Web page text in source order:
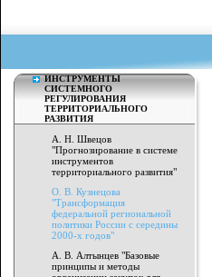
ИНСТРУМЕНТЫ
СИСТЕМНОГО
РЕГУЛИРОВАНИЯ
ТЕРРИТОРИАЛЬНОГО
РАЗВИТИЯ
А. Н. Швецов
"Прогнозирование в системе
инструментов
территориального развития"
О. В. Кузнецова
"Трансформация
федеральной региональной
политики России с середины
2000-х годов"
А. В. Алтынцев "Базовые
принципы и методы